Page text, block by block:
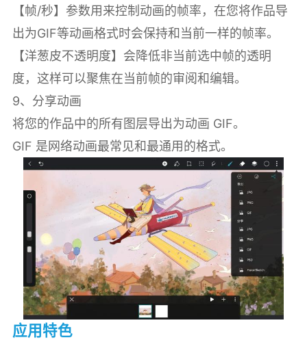
【帧/秒】参数用来控制动画的帧率，在您将作品导
出为GIF等动画格式时会保持和当前一样的帧率。
【洋葱皮不透明度】会降低非当前选中帧的透明
度，这样可以聚焦在当前帧的审阅和编辑。
9、分享动画
将您的作品中的所有图层导出为动画 GIF。
GIF 是网络动画最常见和最通用的格式。
应用特色